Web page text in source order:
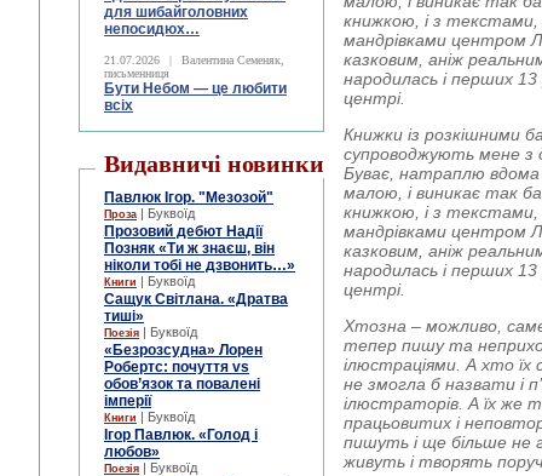
для шибайголовних
непосидюх…
21.07.2026 |
Валентина Семеняк,
письменниця
Бути Небом ― це любити
всіх
Видавничі новинки
Павлюк Ігор. "Мезозой"
Проза | Буквоїд
Прозовий дебют Надії
Позняк «Ти ж знаєш, він
ніколи тобі не дзвонить…»
Книги | Буквоїд
Сащук Світлана. «Дратва
тиші»
Поезія | Буквоїд
«Безрозсудна» Лорен
Робертс: почуття vs
обов’язок та повалені
імперії
Книги | Буквоїд
Ігор Павлюк. «Голод і
любов»
Поезія | Буквоїд
книжкою, і з текстами,
мандрівками центром
казковим, аніж
народилась і перших
центрі.
Книжки із розкішними
супроводжують мене з
Буває, натраплю вдома
малою, і виникає так
книжкою, і з текстами,
мандрівками центром
казковим, аніж
народилась і перших
центрі.
Хтозна – можливо,
тепер пишу та
ілюстраціями. А хто
не змогла б назвати і
ілюстраторів. А їх же
працьовитих і
пишуть і ще більше
живуть і творять